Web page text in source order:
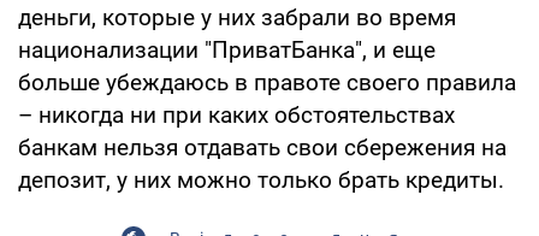
деньги, которые у них забрали во время
национализации "ПриватБанка", и еще
больше убеждаюсь в правоте своего правила
– никогда ни при каких обстоятельствах
банкам нельзя отдавать свои сбережения на
депозит, у них можно только брать кредиты.